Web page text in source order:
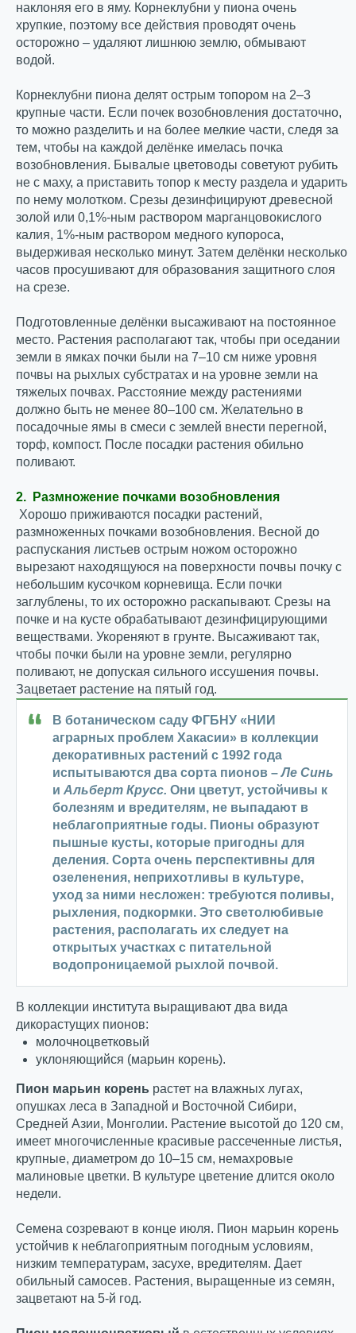
наклоняя его в яму. Корнеклубни у пиона очень
хрупкие, поэтому все действия проводят очень
осторожно – удаляют лишнюю землю, обмывают
водой.
Корнеклубни пиона делят острым топором на 2–3
крупные части. Если почек возобновления достаточно,
то можно разделить и на более мелкие части, следя за
тем, чтобы на каждой делёнке имелась почка
возобновления. Бывалые цветоводы советуют рубить
не с маху, а приставить топор к месту раздела и ударить
по нему молотком. Срезы дезинфицируют древесной
золой или 0,1%-ным раствором марганцовокислого
калия, 1%-ным раствором медного купороса,
выдерживая несколько минут. Затем делёнки несколько
часов просушивают для образования защитного слоя
на срезе.
Подготовленные делёнки высаживают на постоянное
место. Растения располагают так, чтобы при оседании
земли в ямках почки были на 7–10 см ниже уровня
почвы на рыхлых субстратах и на уровне земли на
тяжелых почвах. Расстояние между растениями
должно быть не менее 80–100 см. Желательно в
посадочные ямы в смеси с землей внести перегной,
торф, компост. После посадки растения обильно
поливают.
2. Размножение почками возобновления
Хорошо приживаются посадки растений,
размноженных почками возобновления. Весной до
распускания листьев острым ножом осторожно
вырезают находящуюся на поверхности почвы почку с
небольшим кусочком корневища. Если почки
заглублены, то их осторожно раскапывают. Срезы на
почке и на кусте обрабатывают дезинфицирующими
веществами. Укореняют в грунте. Высаживают так,
чтобы почки были на уровне земли, регулярно
поливают, не допуская сильного иссушения почвы.
Зацветает растение на пятый год.
В ботаническом саду ФГБНУ «НИИ
аграрных проблем Хакасии» в коллекции
декоративных растений с 1992 года
испытываются два сорта пионов –Ле Синь
и Альберт Крусс. Они цветут, устойчивы к
болезням и вредителям, не выпадают в
неблагоприятные годы. Пионы образуют
пышные кусты, которые пригодны для
деления. Сорта очень перспективны для
озеленения, неприхотливы в культуре,
уход за ними несложен: требуются поливы,
рыхления, подкормки. Это светолюбивые
растения, располагать их следует на
открытых участках с питательной
водопроницаемой рыхлой почвой.
В коллекции института выращивают два вида
дикорастущих пионов:
молочноцветковый
уклоняющийся (марьин корень).
Пион марьин корень растет на влажных лугах,
опушках леса в Западной и Восточной Сибири,
Средней Азии, Монголии. Растение высотой до 120 см,
имеет многочисленные красивые рассеченные листья,
крупные, диаметром до 10–15 см, немахровые
малиновые цветки. В культуре цветение длится около
недели.
Семена созревают в конце июля. Пион марьин корень
устойчив к неблагоприятным погодным условиям,
низким температурам, засухе, вредителям. Дает
обильный самосев. Растения, выращенные из семян,
зацветают на 5-й год.